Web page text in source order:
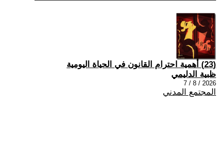
(23) أهمية احترام القانون في الحياة اليومية
ظبية الدليمي
2026 / 8 / 7
المجتمع المدني